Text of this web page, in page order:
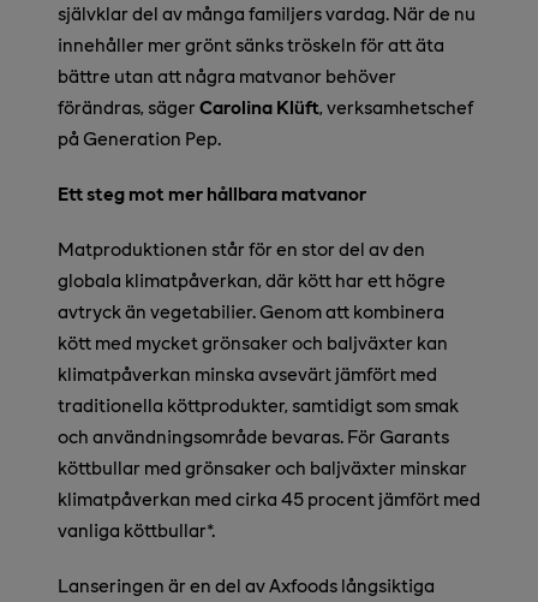
självklar del av många familjers vardag. När de nu
innehåller mer grönt sänks tröskeln för att äta
bättre utan att några matvanor behöver
förändras, säger Carolina Klüft , verksamhetschef
på Generation Pep.
Ett steg mot mer hållbara matvanor
Matproduktionen står för en stor del av den
globala klimatpåverkan, där kött har ett högre
avtryck än vegetabilier. Genom att kombinera
kött med mycket grönsaker och baljväxter kan
klimatpåverkan minska avsevärt jämfört med
traditionella köttprodukter, samtidigt som smak
och användningsområde bevaras. För Garants
köttbullar med grönsaker och baljväxter minskar
klimatpåverkan med cirka 45 procent jämfört med
vanliga köttbullar*.
Lanseringen är en del av Axfoods långsiktiga